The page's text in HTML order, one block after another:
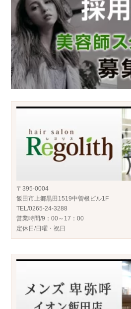
〒395-0004
飯田市上郷黒田1519中曽根ビル1F
TEL/0265-24-3288
営業時間/9：00～17：00
定休日/日曜・祝日